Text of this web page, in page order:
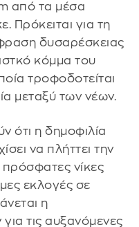
από τα μέσα
Πρόκειται για τη
δυσαρέσκειας
κόμμα του
τροφοδοτείται
μεταξύ των νέων.
ότι η δημοφιλία
να πλήττει την
πρόσφατες νίκες
εκλογές σε
η
τις αυξανόμενες